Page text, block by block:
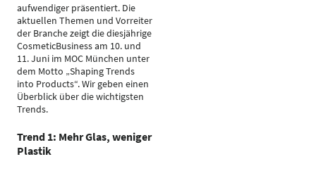
aufwendiger präsentiert. Die
aktuellen Themen und Vorreiter
der Branche zeigt die diesjährige
CosmeticBusiness am 10. und
11. Juni im MOC München unter
dem Motto „Shaping Trends
into Products“. Wir geben einen
Überblick über die wichtigsten
Trends.
Trend 1: Mehr Glas, weniger
Plastik